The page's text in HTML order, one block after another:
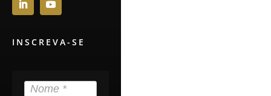
INSCREVA-SE